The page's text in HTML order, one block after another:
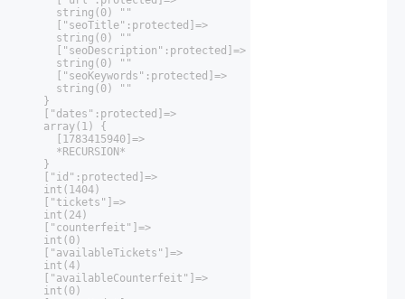
      string(0) ""
      ["seoTitle":protected]=>
      string(0) ""
      ["seoDescription":protected]=>
      string(0) ""
      ["seoKeywords":protected]=>
      string(0) ""
    }
    ["dates":protected]=>
    array(1) {
      [1783415940]=>
      *RECURSION*
    }
    ["id":protected]=>
    int(1404)
    ["tickets"]=>
    int(24)
    ["counterfeit"]=>
    int(0)
    ["availableTickets"]=>
    int(4)
    ["availableCounterfeit"]=>
    int(0)